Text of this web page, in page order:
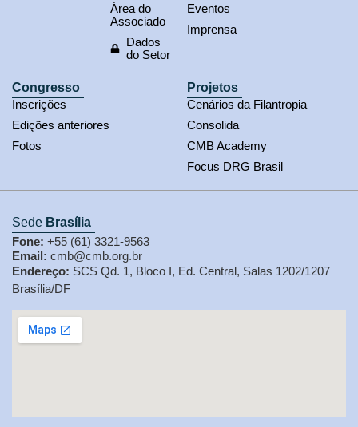
Área do
Associado
Dados
do Setor
Eventos
Imprensa
Congresso
Inscrições
Edições anteriores
Fotos
Projetos
Cenários da Filantropia
Consolida
CMB Academy
Focus DRG Brasil
Sede Brasília
Fone: +55 (61) 3321-9563
Email: cmb@cmb.org.br
Endereço: SCS Qd. 1, Bloco I, Ed. Central, Salas 1202/1207
Brasília/DF